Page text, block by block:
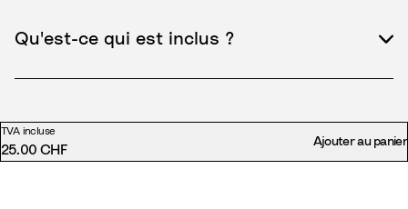
Qu'est-ce qui est inclus ?
TVA incluse
25.00 CHF
Ajouter au panier